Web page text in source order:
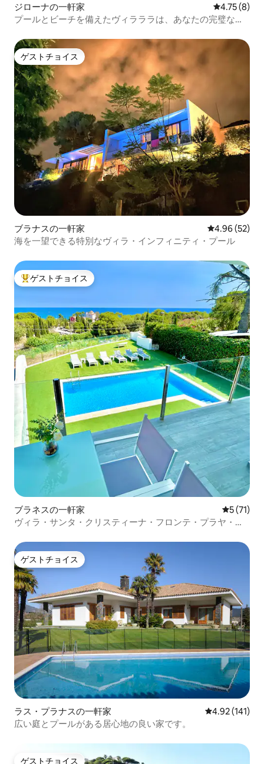
ジローナの一軒家 レビュー8
4.75 (8)
プールとビーチを備えたヴィラララは、あなたの完璧なエ
ゲストチョイス
ゲストチョイス
ブラナスの一軒家 レビュー52
4.96 (52)
海を一望できる特別なヴィラ・インフィニティ・プール
大好評のゲストチョイスです。
ゲストチョイス
ブラネスの一軒家 レビュー
5 (71)
ヴィラ・サンタ・クリスティーナ・フロンテ・プラヤ・サ
ゲストチョイス
ゲストチョイス
ラス・プラナスの一軒家 レビュー141
4.92 (141)
広い庭とプールがある居心地の良い家です。
ゲストチョイス